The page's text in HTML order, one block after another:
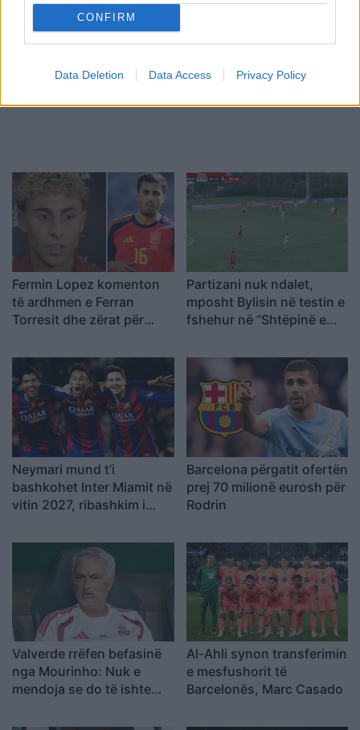
CONFIRM
Data Deletion Data Access Privacy Policy
manuel akanji ,
Përfaqësuesja e kolumbisë
Fermin Lopez komenton
të ardhmen e Ferran
Torresit dhe zërat për
Partizani nuk ndalet,
mposht Bylisin në testin e
fshehur në “Shtëpinë e
Neymari mund t’i
bashkohet Inter Miamit në
vitin 2027, ribashkim i
dhe Suarezin
Barcelona përgatit ofertën
prej 70 milionë eurosh për
Rodrin
Valverde rrëfen befasinë
nga Mourinho: Nuk e
mendoja se do të ishte
Al-Ahli synon transferimin
e mesfushorit të
Barcelonës, Marc Casado